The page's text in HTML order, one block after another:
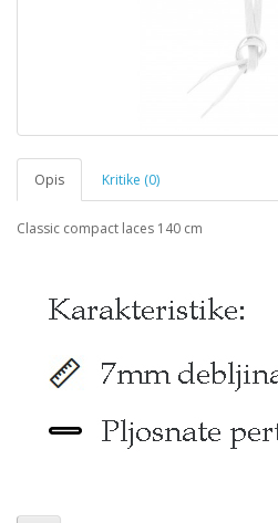
Opis Kritike (0)
Classic compact laces 140 cm